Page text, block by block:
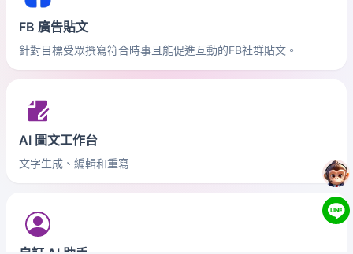
FB 廣告貼文
針對目標受眾撰寫符合時事且能促進互動的FB社群貼文。
AI 圖文工作台
文字生成、編輯和重寫